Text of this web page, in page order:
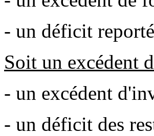
- un déficit
Soit un excédent
- un excédent
- un déficit des